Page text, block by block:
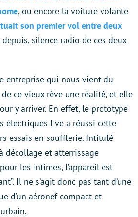
, ou encore la voiture volante
son premier vol entre deux
depuis, silence radio de ces deux
entreprise qui nous vient du
ce vieux rêve une réalité, et elle
y arriver. En effet, le prototype
électriques Eve a réussi cette
essais en soufflerie. Intitulé
décollage et atterrissage
les intimes, l’appareil est
Il ne s’agit donc pas tant d’une
d’un aéronef compact et